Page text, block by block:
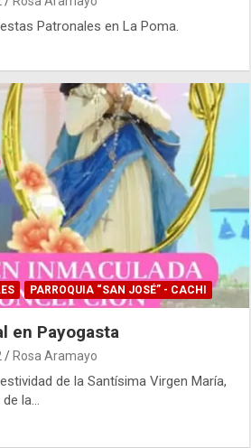
Patronales en La Poma.
PARROQUIA “SAN JOSÉ” - CACHI
en Payogasta
Rosa Aramayo
de la Santísima Virgen María,
la…